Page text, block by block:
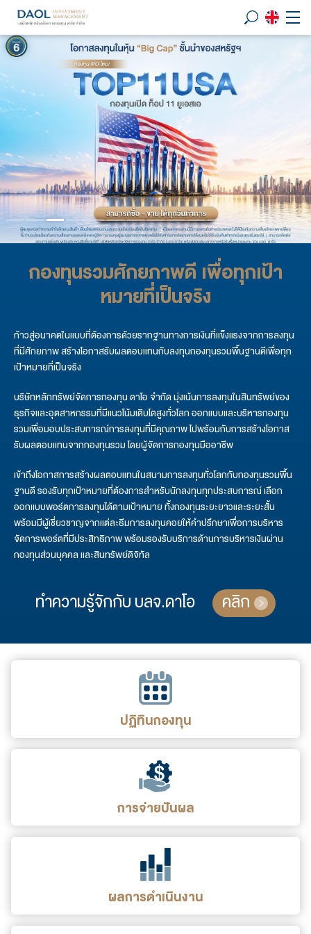
กองทุนรวมศักยภาพดี เพื่อทุกเป้า
หมายที่เป็นจริง
ก้าวสู่อนาคตในแบบที่ต้องการด้วยรากฐานทางการเงินที่แข็งแรงจากการลงทุน
ที่มีศักยภาพ สร้างโอกาสรับผลตอบแทนกับลงทุนกองทุนรวมพื้นฐานดีเพื่อทุก
เป้าหมายที่เป็นจริง
บริษัทหลักทรัพย์จัดการกองทุน ดาโอ จำกัด มุ่งเน้นการลงทุนในสินทรัพย์ของ
ธุรกิจและอุตสาหกรรมที่มีแนวโน้มเติบโตสูงทั่วโลก ออกแบบและบริหารกองทุน
รวมเพื่อมอบประสบการณ์การลงทุนที่มีคุณภาพ ไปพร้อมกับการสร้างโอกาส
รับผลตอบแทนจากกองทุนรวม โดยผู้จัดการกองทุนมืออาชีพ
เข้าถึงโอกาสการสร้างผลตอบแทนในสนามการลงทุนทั่วโลกกับกองทุนรวมพื้น
ฐานดี รองรับทุกเป้าหมายที่ต้องการสำหรับนักลงทุนทุกประสบการณ์ เลือก
ออกแบบพอร์ตการลงทุนได้ตามเป้าหมาย ทั้งกองทุนระยะยาวและระยะสั้น
พร้อมมีผู้เชี่ยวชาญจากแต่ละธีมการลงทุนคอยให้คำปรึกษาเพื่อการบริหาร
จัดการพอร์ตที่มีประสิทธิภาพ พร้อมรองรับบริการด้านการบริหารเงินผ่าน
กองทุนส่วนบุคคล และสินทรัพย์ดิจิทัล
ทำความรู้จักกับ บลจ.ดาโอ คลิก
ปฏิทินกองทุน
การจ่ายปันผล
ผลการดำเนินงาน